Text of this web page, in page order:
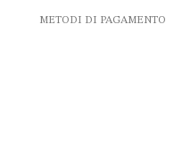
METODI DI PAGAMENTO